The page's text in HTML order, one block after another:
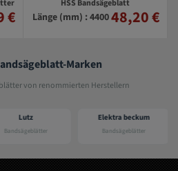
€
HSS Bandsägeblatt
Länge (mm) : 440048,20 €
Marken
von renommierten Herstellern
Lutz
Bandsägeblätter
Elektra beckum
Bandsägeblätter